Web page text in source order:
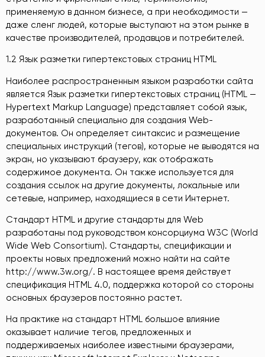
применяемую в данном бизнесе, а при необходимости —
даже сленг людей, которые выступают на этом рынке в
качестве производителей, продавцов и потребителей.
1.2 Язык разметки гипертекстовых страниц HTML
Наиболее распространенным языком разработки сайта
является Язык разметки гипертекстовых страниц (HTML —
Hypertext Markup Language) представляет собой язык,
разработанный специально для создания Web-
документов. Он определяет синтаксис и размещение
специальных инструкций (тегов), которые не выводятся на
экран, но указывают браузеру, как отображать
содержимое документа. Он также используется для
создания ссылок на другие документы, локальные или
сетевые, например, находящиеся в сети Интернет.
Стандарт HTML и другие стандарты для Web
разработаны под руководством консорциума W3C (World
Wide Web Consortium). Стандарты, спецификации и
проекты новых предложений можно найти на сайте
http://www.3w.org/. В настоящее время действует
спецификация HTML 4.0, поддержка которой со стороны
основных браузеров постоянно растет.
На практике на стандарт HTML большое влияние
оказывает наличие тегов, предложенных и
поддерживаемых наиболее известными браузерами,